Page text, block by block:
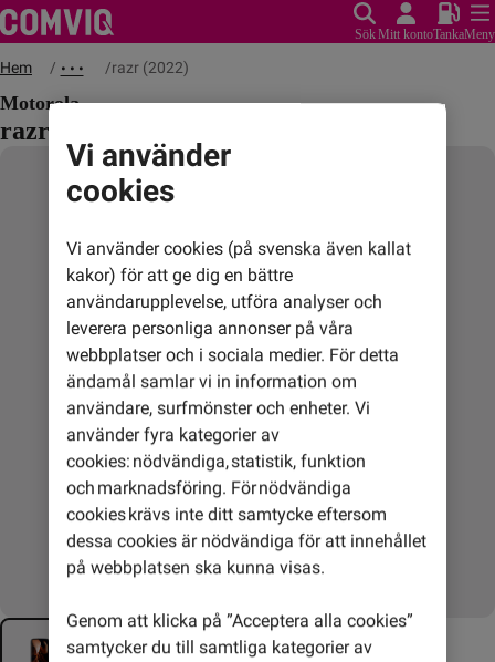
SökMitt kontoTankaMeny
Hem • • • razr (2022)
Motorola
razr (2022)
Vi använder
cookies
Vi använder cookies (på svenska även kallat
kakor) för att ge dig en bättre
användarupplevelse, utföra analyser och
leverera personliga annonser på våra
webbplatser och i sociala medier. För detta
ändamål samlar vi in information om
användare, surfmönster och enheter. Vi
använder fyra kategorier av
cookies: nödvändiga, statistik, funktion
och marknadsföring. För nödvändiga
cookies krävs inte ditt samtycke eftersom
dessa cookies är nödvändiga för att innehållet
på webbplatsen ska kunna visas.
Genom att klicka på ”Acceptera alla cookies”
samtycker du till samtliga kategorier av